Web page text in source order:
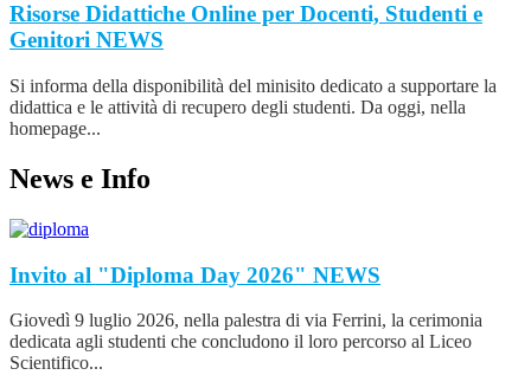
Risorse Didattiche Online per Docenti, Studenti e
Genitori NEWS
Si informa della disponibilità del minisito dedicato a supportare la
didattica e le attività di recupero degli studenti. Da oggi, nella
homepage...
News e Info
Invito al "Diploma Day 2026" NEWS
Giovedì 9 luglio 2026, nella palestra di via Ferrini, la cerimonia
dedicata agli studenti che concludono il loro percorso al Liceo
Scientifico...